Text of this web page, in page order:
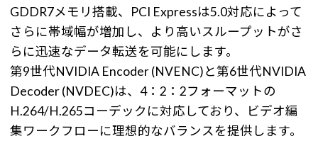
GDDR7メモリ搭載、PCI Expressは5.0対応によって
さらに帯域幅が増加し、より高いスループットがさ
らに迅速なデータ転送を可能にします。
第9世代NVIDIA Encoder (NVENC)と第6世代NVIDIA
Decoder (NVDEC)は、4：2：2フォーマットの
H.264/H.265コーデックに対応しており、ビデオ編
集ワークフローに理想的なバランスを提供します。